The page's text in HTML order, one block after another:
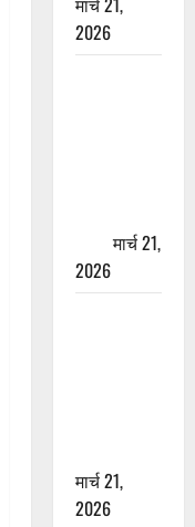
2026
मार्च 21,
2026
मार्च 21,
2026